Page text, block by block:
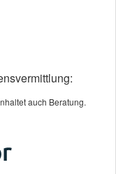
auch Beratung.